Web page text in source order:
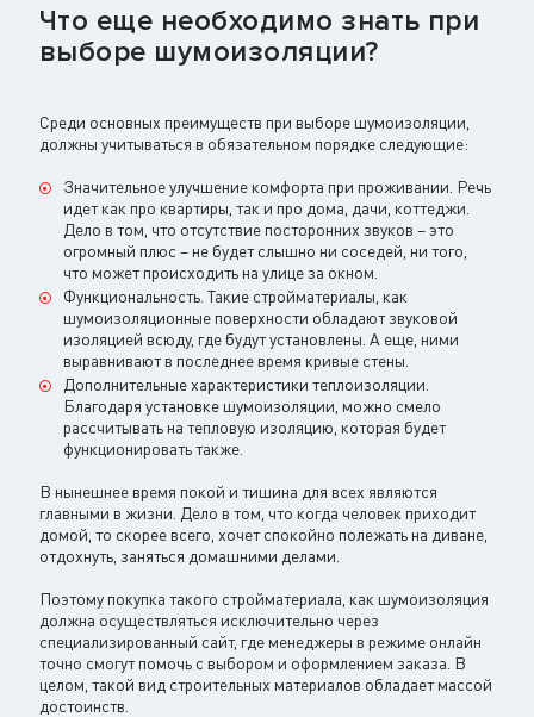
Что еще необходимо знать при
выборе шумоизоляции?
Среди основных преимуществ при выборе шумоизоляции,
должны учитываться в обязательном порядке следующие:
Значительное улучшение комфорта при проживании. Речь
идет как про квартиры, так и про дома, дачи, коттеджи.
Дело в том, что отсутствие посторонних звуков – это
огромный плюс – не будет слышно ни соседей, ни того,
что может происходить на улице за окном.
Функциональность. Такие стройматериалы, как
шумоизоляционные поверхности обладают звуковой
изоляцией всюду, где будут установлены. А еще, ними
выравнивают в последнее время кривые стены.
Дополнительные характеристики теплоизоляции.
Благодаря установке шумоизоляции, можно смело
рассчитывать на тепловую изоляцию, которая будет
функционировать также.
В нынешнее время покой и тишина для всех являются
главными в жизни. Дело в том, что когда человек приходит
домой, то скорее всего, хочет спокойно полежать на диване,
отдохнуть, заняться домашними делами.
Поэтому покупка такого стройматериала, как шумоизоляция
должна осуществляться исключительно через
специализированный сайт, где менеджеры в режиме онлайн
точно смогут помочь с выбором и оформлением заказа. В
целом, такой вид строительных материалов обладает массой
достоинств.